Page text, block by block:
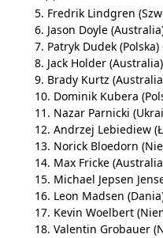
5. Fredrik Lindgren
6. Jason Doyle
7. Patryk Dudek (Polska)
8. Jack Holder
9. Brady Kurtz
10. Dominik Kubera
11. Nazar Parnicki
12. Andrzej Lebiediew
13. Norick Bloedorn
14. Max Fricke
15. Michael Jepsen
16. Leon Madsen
17. Kevin Woelbert
18. Valentin Grobauer